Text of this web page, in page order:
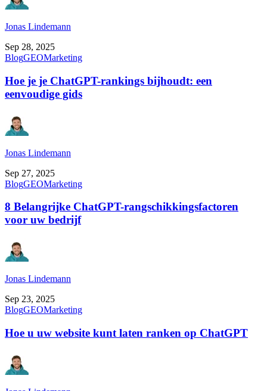
Jonas Lindemann
Sep 28, 2025
BlogGEOMarketing
Hoe je je ChatGPT-rankings bijhoudt: een
eenvoudige gids
Jonas Lindemann
Sep 27, 2025
BlogGEOMarketing
8 Belangrijke ChatGPT-rangschikkingsfactoren
voor uw bedrijf
Jonas Lindemann
Sep 23, 2025
BlogGEOMarketing
Hoe u uw website kunt laten ranken op ChatGPT